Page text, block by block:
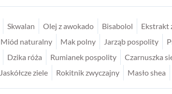
Skwalan Olej z awokado Bisabolol Ekstrakt
Miód naturalny Mak polny Jarząb pospolity
Dzika róża Rumianek pospolity Czarnuszka
Jaskółcze ziele Rokitnik zwyczajny Masło shea